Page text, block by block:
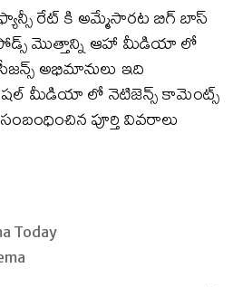
రేట్ కి అమ్మేసారట బిగ్ బాస్
మొత్తాన్ని ఆహా మీడియా లో
అభిమానులు ఇది
మీడియా లో నెటిజెన్స్ కామెంట్స్
పూర్తి వివరాలు
Today